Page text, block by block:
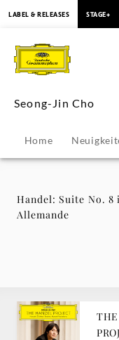
Suite
No.
in
433:
LABEL & RELEASES STAGE+
Seong-Jin Cho
Home
Handel: Suite No. 8
Allemande